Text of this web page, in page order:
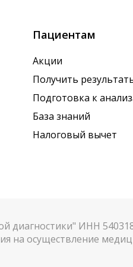
Пациентам
Акции
Получить
Подготовка к
База знаний
Налоговый вычет
диагностики" ИНН
на осуществление